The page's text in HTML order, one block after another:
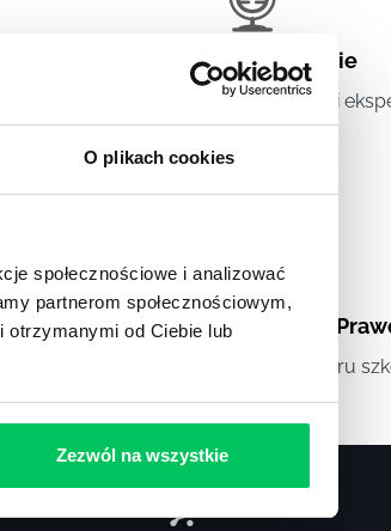
O plikach cookies
społecznościowe i analizować
partnerom społecznościowym,
otrzymanymi od Ciebie lub
Zezwól na wszystkie
Artykuły eksperckie
Artykuły związane ze szkoleniami
Artykuły, Artykuły cd.
Standardowe informacje z obszaru